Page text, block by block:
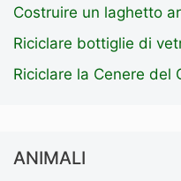
Costruire un laghetto
Riciclare bottiglie di
Riciclare la Cenere del
ANIMALI